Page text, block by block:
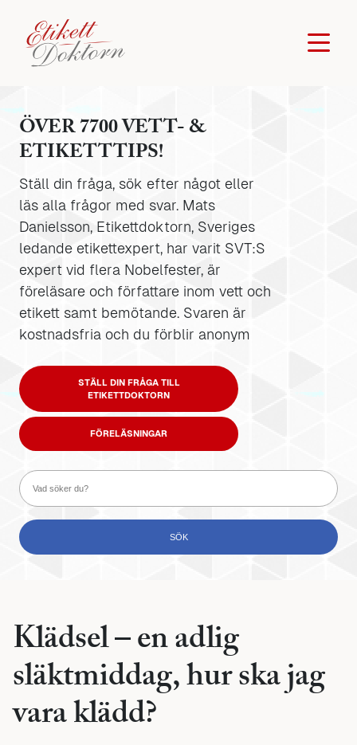
ÖVER 7700 VETT- &
ETIKETTTIPS!
Ställ din fråga, sök efter något eller
läs alla frågor med svar. Mats
Danielsson, Etikettdoktorn, Sveriges
ledande etikettexpert, har varit SVT:S
expert vid flera Nobelfester, är
föreläsare och författare inom vett och
etikett samt bemötande. Svaren är
kostnadsfria och du förblir anonym
STÄLL DIN FRÅGA TILL
ETIKETTDOKTORN
FÖRELÄSNINGAR
Klädsel – en adlig
släktmiddag, hur ska jag
vara klädd?